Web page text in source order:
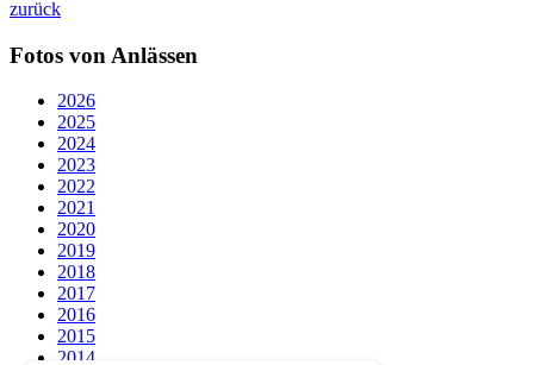
zurück
Fotos von Anlässen
2026
2025
2024
2023
2022
2021
2020
2019
2018
2017
2016
2015
2014